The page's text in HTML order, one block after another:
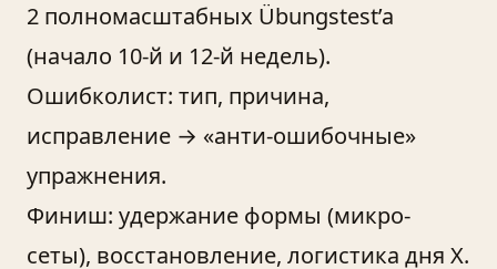
2 полномасштабных Übungstest’a
(начало 10-й и 12-й недель).
Ошибколист: тип, причина,
исправление → «анти-ошибочные»
упражнения.
Финиш: удержание формы (микро-
сеты), восстановление, логистика дня Х.